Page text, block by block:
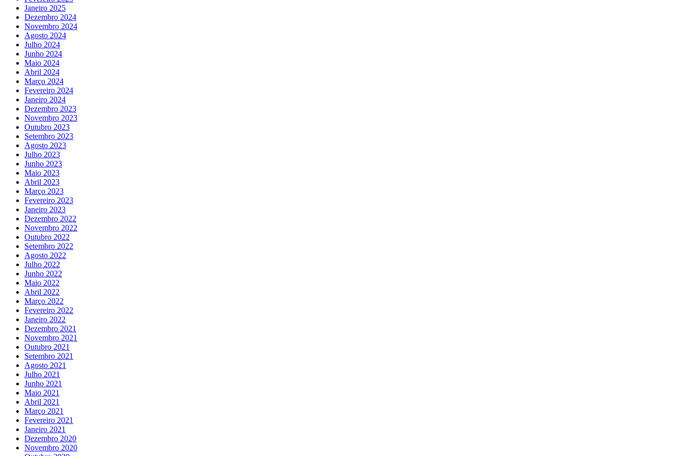
Janeiro 2025
Dezembro 2024
Novembro 2024
Agosto 2024
Julho 2024
Junho 2024
Maio 2024
Abril 2024
Março 2024
Fevereiro 2024
Janeiro 2024
Dezembro 2023
Novembro 2023
Outubro 2023
Setembro 2023
Agosto 2023
Julho 2023
Junho 2023
Maio 2023
Abril 2023
Março 2023
Fevereiro 2023
Janeiro 2023
Dezembro 2022
Novembro 2022
Outubro 2022
Setembro 2022
Agosto 2022
Julho 2022
Junho 2022
Maio 2022
Abril 2022
Março 2022
Fevereiro 2022
Janeiro 2022
Dezembro 2021
Novembro 2021
Outubro 2021
Setembro 2021
Agosto 2021
Julho 2021
Junho 2021
Maio 2021
Abril 2021
Março 2021
Fevereiro 2021
Janeiro 2021
Dezembro 2020
Novembro 2020